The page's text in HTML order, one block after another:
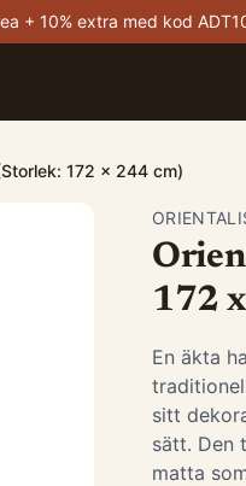
+ 10% extra med kod
172 x 244 cm)
172
En äkta
sitt
sätt. Den
matta